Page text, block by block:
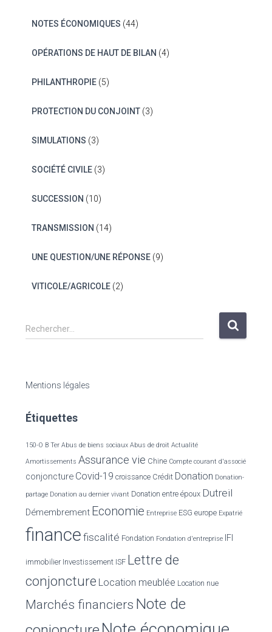
NOTES ÉCONOMIQUES (44)
OPÉRATIONS DE HAUT DE BILAN (4)
PHILANTHROPIE(5)
PROTECTION DU CONJOINT(3)
SIMULATIONS (3)
SOCIÉTÉ CIVILE(3)
SUCCESSION (10)
TRANSMISSION (14)
UNE QUESTION/UNE RÉPONSE(9)
VITICOLE/AGRICOLE(2)
R
e
r
h
r
Rechercher…
Mentions légales
Étiquettes
150-O B Ter Abus de biens sociaux Abus de droit Actualité
Amortissements Assurance vie Chine Compte courant d'associé
conjoncture Covid-19 croissance Crédit Donation Donation-
partage Donation au dernier vivant Donation entre époux Dutreil
Démembrement Economie Entreprise ESG europe Expatrié
finance fiscalité Fondation Fondation d'entreprise IFI
immobilier Investissement ISF Lettre de
conjoncture Location meublée Location nue
Marchés financiers Note de